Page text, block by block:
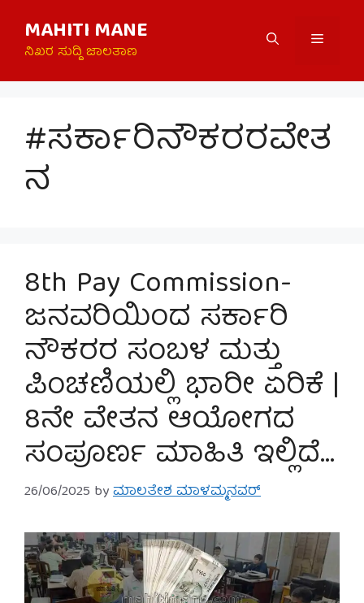
content
MAHITI MANE
ನಿಖರ ಸುದ್ದಿ ಜಾಲತಾಣ
Menu
#ಸರ್ಕಾರಿನೌಕರರವೇತ
ನ
8th Pay Commission-
ಜನವರಿಯಿಂದ ಸರ್ಕಾರಿ
ನೌಕರರ ಸಂಬಳ ಮತ್ತು
ಪಿಂಚಣಿಯಲ್ಲಿ ಭಾರೀ ಏರಿಕೆ |
8ನೇ ವೇತನ ಆಯೋಗದ
ಸಂಪೂರ್ಣ ಮಾಹಿತಿ ಇಲ್ಲಿದೆ…
26/06/2025 byಮಾಲತೇಶ ಮಾಳಮ್ಮನವರ್